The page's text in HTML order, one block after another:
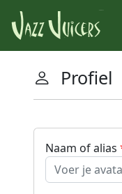
Profiel
Naam of alias